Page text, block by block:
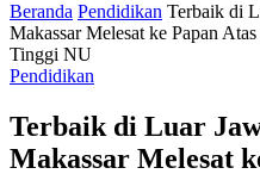
Beranda Pendidikan Terbaik di
Makassar Melesat ke Papan
Tinggi NU
Pendidikan
Terbaik di Luar
Makassar Melesat